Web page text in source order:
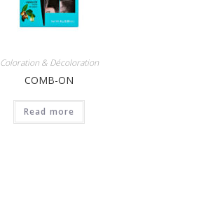
Coloration & Décoloration
COMB-ON
Read more